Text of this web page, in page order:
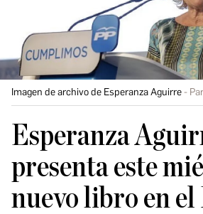
Imagen de archivo de Esperanza Aguirre
Esperanza
presenta este
nuevo libro en el